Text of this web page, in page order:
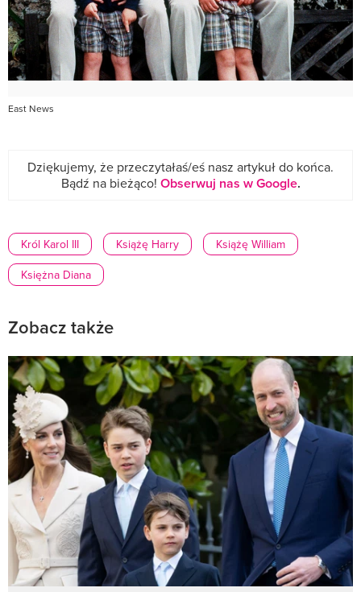
East News
Dziękujemy, że przeczytałaś/eś nasz artykuł do końca.
Bądź na bieżąco! Obserwuj nas w Google.
Król Karol III Książę Harry
Książę William
Księżna Diana
Zobacz także